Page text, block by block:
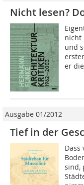
Nicht lesen?
nicht
und
er
Ausgabe 01/2012
Tief in der
Dass
sind,